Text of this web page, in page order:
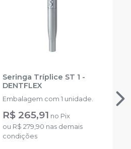
Seringa Tríplice ST 1 -
DENTFLEX
Embalagem com 1 unidade.
R$ 265,91 no Pix
ou R$ 279,90 nas demais
condições